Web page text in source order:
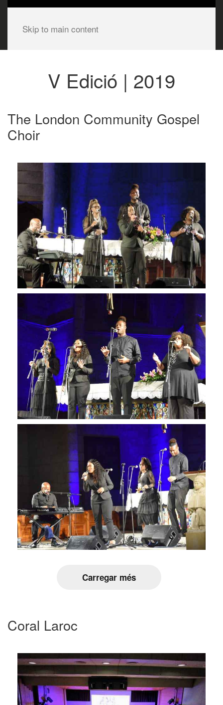
Skip to main content
V Edició | 2019
The London Community Gospel
Choir
Carregar més
Coral Laroc